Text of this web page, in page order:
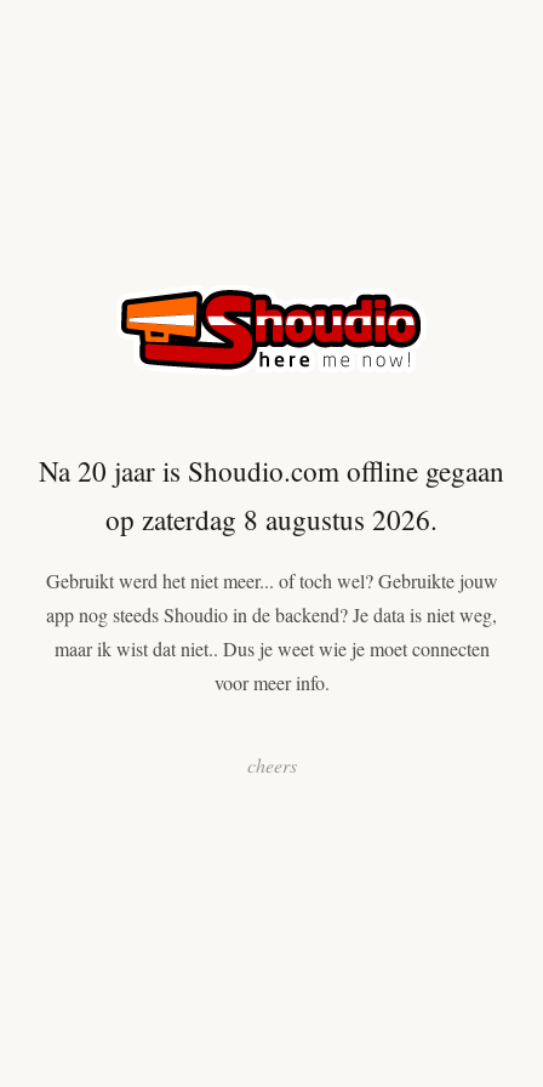
Na 20 jaar is Shoudio.com offline gegaan
op zaterdag 8 augustus 2026.
Gebruikt werd het niet meer... of toch wel? Gebruikte jouw
app nog steeds Shoudio in de backend? Je data is niet weg,
maar ik wist dat niet.. Dus je weet wie je moet connecten
voor meer info.
cheers